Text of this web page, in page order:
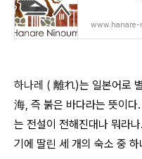
www.hanare-
하나레 ( 離れ)는 일본어로
海, 즉 붉은 바다라는 뜻이
는 전설이 전해진대나 뭐라
기에 딸린 세 개의 숙소 중